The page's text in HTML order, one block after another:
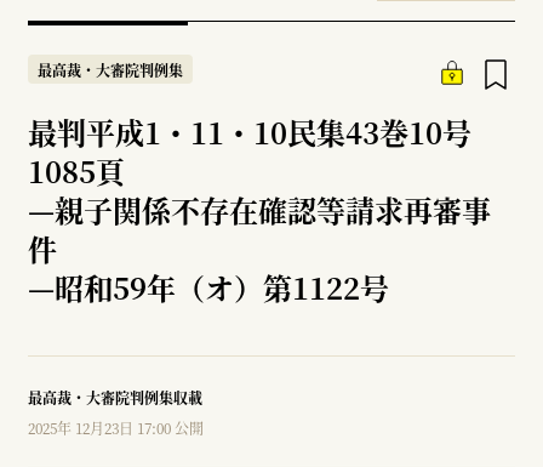
最高裁・大審院判例集
最判平成1・11・10民集43巻10号
1085頁
—親子関係不存在確認等請求再審事
件
—昭和59年（オ）第1122号
最高裁・大審院判例集収載
2025年 12月23日 17:00 公開